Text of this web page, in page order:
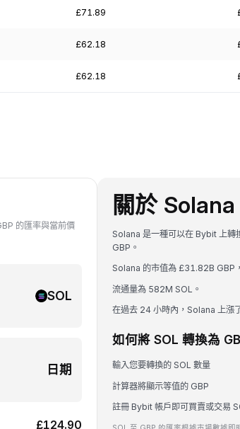
£71.89
£62.18
£62.18
的匯率與當前價
SOL
日期
£124.90
關於
Solana 是一種可以在 Bybit 上
GBP。
Solana 的市值為 £31.82B GBP
流通量為 582M SOL。
在過去 24 小時內，Solana 上漲
如何將 SOL 轉換為
輸入您要轉換的 SOL 數量
計算器將顯示等值的 GBP
註冊 Bybit 帳戶即可買賣或交易